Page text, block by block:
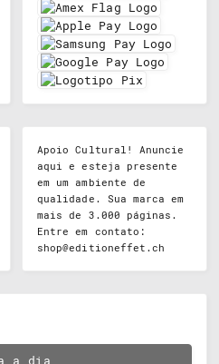
Apoio Cultural! Anuncie
aqui e esteja presente
em um ambiente de
qualidade. Sua marca em
mais de 3.000 páginas.
Entre em contato:
shop@editioneffet.ch
a dia